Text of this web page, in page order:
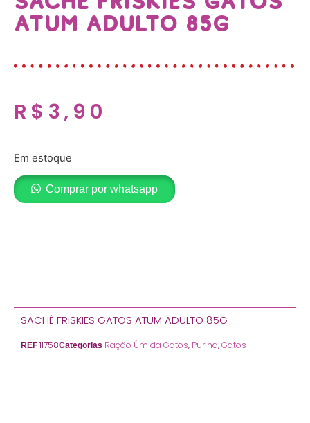
ATUM ADULTO 85G
R$ 3,90
Em estoque
Comprar por whatsapp
SACHÊ FRISKIES GATOS ATUM ADULTO 85G
REF 11758Categorias Ração Úmida Gatos, Purina,Gatos